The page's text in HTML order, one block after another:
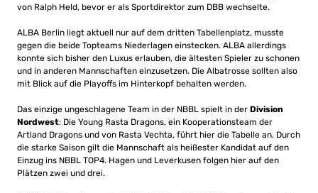
von Ralph Held, bevor er als Sportdirektor zum DBB wechselte.
ALBA Berlin liegt aktuell nur auf dem dritten Tabellenplatz, musste
gegen die beide Topteams Niederlagen einstecken. ALBA allerdings
konnte sich bisher den Luxus erlauben, die ältesten Spieler zu schonen
und in anderen Mannschaften einzusetzen. Die Albatrosse sollten also
mit Blick auf die Playoffs im Hinterkopf behalten werden.
Das einzige ungeschlagene Team in der NBBL spielt in der Division
Nordwest: Die Young Rasta Dragons, ein Kooperationsteam der
Artland Dragons und von Rasta Vechta, führt hier die Tabelle an. Durch
die starke Saison gilt die Mannschaft als heißester Kandidat auf den
Einzug ins NBBL TOP4. Hagen und Leverkusen folgen hier auf den
Plätzen zwei und drei.